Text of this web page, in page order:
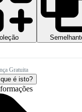
Gratuita
é isto?